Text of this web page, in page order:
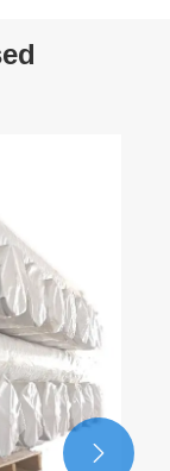
telkidena
